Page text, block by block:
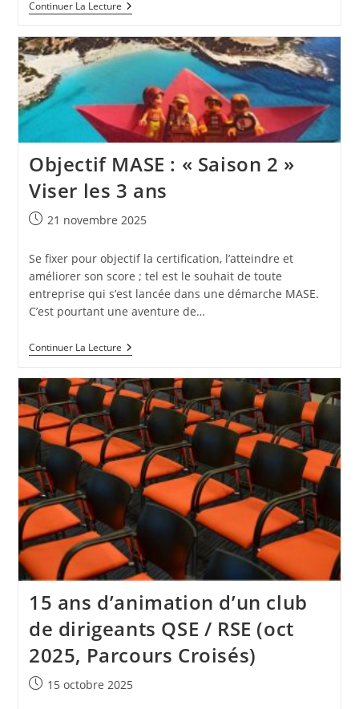
Continuer La LectureFormation
Managers
:
Croiser
Parcours,
Intelligences
Les
Talents
Objectif MASE : « Saison 2 »
Viser les 3 ans
Publication
21 novembre 2025
Se fixer pour objectif la certification, l’atteindre et
améliorer son score ; tel est le souhait de toute
entreprise qui s’est lancée dans une démarche MASE.
C’est pourtant une aventure de…
Continuer La LectureObjectif
MASE
« Saison
2 »
Viser
Les
3
Ans
15 ans d’animation d’un club
de dirigeants QSE / RSE (oct
2025, Parcours Croisés)
Publication
15 octobre 2025